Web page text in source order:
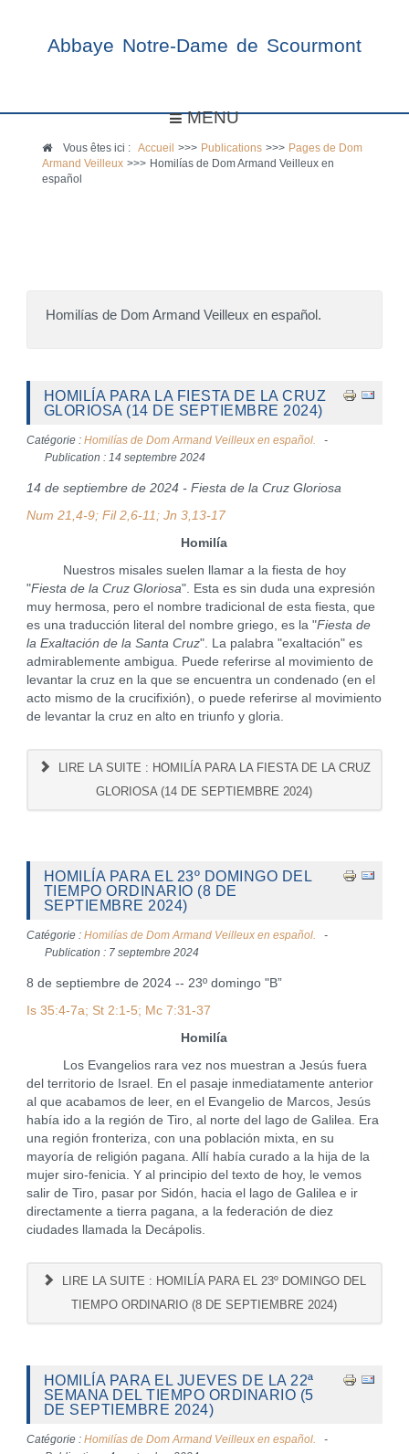
Abbaye Notre-Dame de Scourmont
MENU
Vous êtes ici :Accueil >>> Publications >>> Pages de Dom
Armand Veilleux >>> Homilías de Dom Armand Veilleux en
español
Homilías de Dom Armand Veilleux en español.
HOMILÍA PARA LA FIESTA DE LA CRUZ
GLORIOSA (14 DE SEPTIEMBRE 2024)
Catégorie : Homilías de Dom Armand Veilleux en español.
Publication : 14 septembre 2024
14 de septiembre de 2024 - Fiesta de la Cruz Gloriosa
Num 21,4-9; Fil 2,6-11; Jn 3,13-17
Homilía
Nuestros misales suelen llamar a la fiesta de hoy
"Fiesta de la Cruz Gloriosa". Esta es sin duda una expresión
muy hermosa, pero el nombre tradicional de esta fiesta, que
es una traducción literal del nombre griego, es la "Fiesta de
la Exaltación de la Santa Cruz". La palabra "exaltación" es
admirablemente ambigua. Puede referirse al movimiento de
levantar la cruz en la que se encuentra un condenado (en el
acto mismo de la crucifixión), o puede referirse al movimiento
de levantar la cruz en alto en triunfo y gloria.
LIRE LA SUITE : HOMILÍA PARA LA FIESTA DE LA CRUZ
GLORIOSA (14 DE SEPTIEMBRE 2024)
HOMILÍA PARA EL 23º DOMINGO DEL
TIEMPO ORDINARIO (8 DE
SEPTIEMBRE 2024)
Catégorie : Homilías de Dom Armand Veilleux en español.
Publication : 7 septembre 2024
8 de septiembre de 2024 -- 23º domingo "B”
Is 35:4-7a; St 2:1-5; Mc 7:31-37
Homilía
Los Evangelios rara vez nos muestran a Jesús fuera
del territorio de Israel. En el pasaje inmediatamente anterior
al que acabamos de leer, en el Evangelio de Marcos, Jesús
había ido a la región de Tiro, al norte del lago de Galilea. Era
una región fronteriza, con una población mixta, en su
mayoría de religión pagana. Allí había curado a la hija de la
mujer siro-fenicia. Y al principio del texto de hoy, le vemos
salir de Tiro, pasar por Sidón, hacia el lago de Galilea e ir
directamente a tierra pagana, a la federación de diez
ciudades llamada la Decápolis.
LIRE LA SUITE : HOMILÍA PARA EL 23º DOMINGO DEL
TIEMPO ORDINARIO (8 DE SEPTIEMBRE 2024)
HOMILÍA PARA EL JUEVES DE LA 22ª
SEMANA DEL TIEMPO ORDINARIO (5
DE SEPTIEMBRE 2024)
Catégorie : Homilías de Dom Armand Veilleux en español.